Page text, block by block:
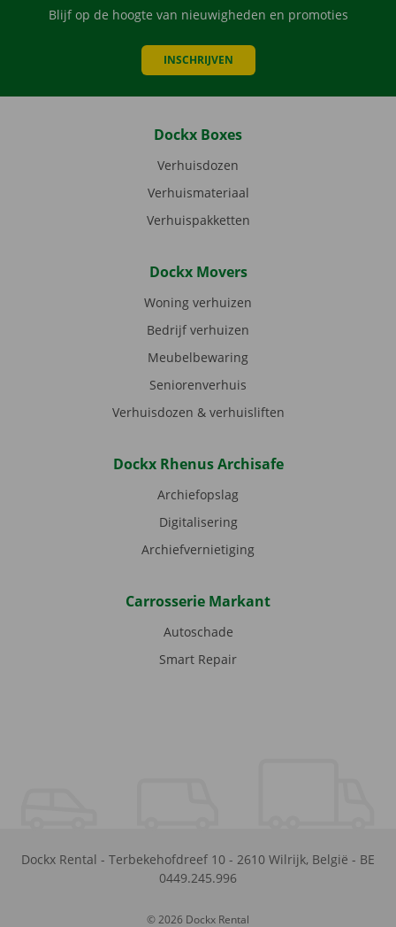
Blijf op de hoogte van nieuwigheden en promoties
INSCHRIJVEN
Dockx Boxes
Verhuisdozen
Verhuismateriaal
Verhuispakketten
Dockx Movers
Woning verhuizen
Bedrijf verhuizen
Meubelbewaring
Seniorenverhuis
Verhuisdozen & verhuisliften
Dockx Rhenus Archisafe
Archiefopslag
Digitalisering
Archiefvernietiging
Carrosserie Markant
Autoschade
Smart Repair
Dockx Rental - Terbekehofdreef 10 - 2610 Wilrijk, België - BE
0449.245.996
© 2026 Dockx Rental